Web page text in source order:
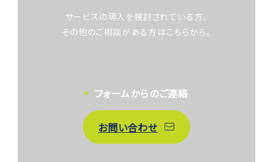
サービスの導入を検討されている方、
その他のご相談がある方はこちらから。
フォームからのご連絡
お問い合わせ